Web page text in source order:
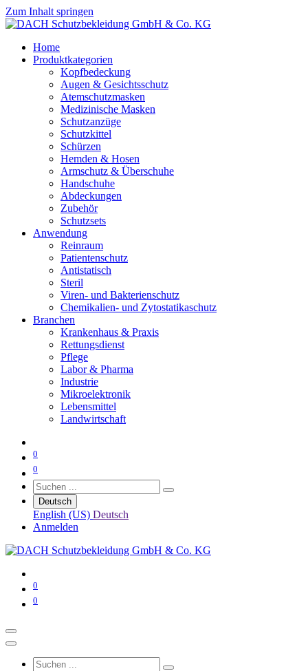
Zum Inhalt springen
Home
Produktkategorien
Kopfbedeckung
Augen & Gesichtsschutz
Atemschutzmasken
Medizinische Masken
Schutzanzüge
Schutzkittel
Schürzen
Hemden & Hosen
Armschutz & Überschuhe
Handschuhe
Abdeckungen
Zubehör
Schutzsets
Anwendung
Reinraum
Patientenschutz
Antistatisch
Steril
Viren- und Bakterienschutz
Chemikalien- und Zytostatikaschutz
Branchen
Krankenhaus & Praxis
Rettungsdienst
Pflege
Labor & Pharma
Industrie
Mikroelektronik
Lebensmittel
Landwirtschaft
0
0
Deutsch
English (US) Deutsch
Anmelden
0
0